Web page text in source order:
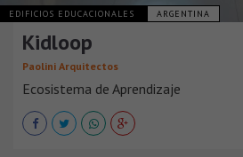
EDIFICIOS EDUCACIONALES ARGENTINA
Kidloop
Paolini Arquitectos
Ecosistema de Aprendizaje